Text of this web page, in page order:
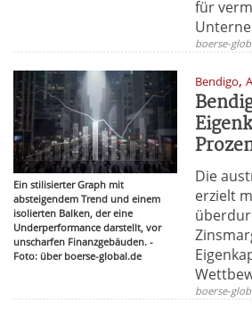
für
boerse-
Ein stilisierter Graph mit
absteigendem Trend und einem
isolierten Balken, der eine
Underperformance darstellt, vor
unscharfen Finanzgebäuden. -
Foto: über boerse-global.de
Bendigo,
Die
erzielt
boerse-